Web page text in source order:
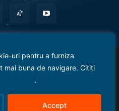
uri pentru a furniza
mai buna de navigare. Citiți
.
Accept
Social
Sport
Antreprenoriat
Publică